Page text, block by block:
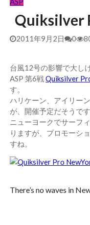
Quiksilver
2011年9月2日 0
台風12号の影響で大し
ASP 第6戦Quiksilver
す。
ハリケーン、アイリー
が、開催予定だそうです
ニューヨークでサーフ
りますが、プロモーシ
すね。
There’s no waves in